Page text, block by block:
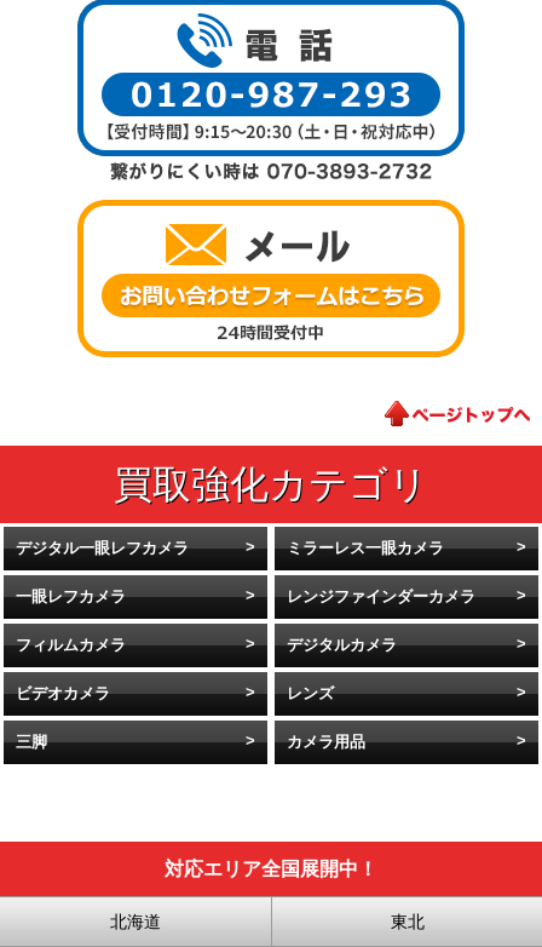
デジタル一眼レフカメラ ミラーレス一眼カメラ
一眼レフカメラ レンジファインダーカメラ
フィルムカメラ デジタルカメラ
ビデオカメラ レンズ
三脚 カメラ用品
対応エリア全国展開中！
北海道 東北